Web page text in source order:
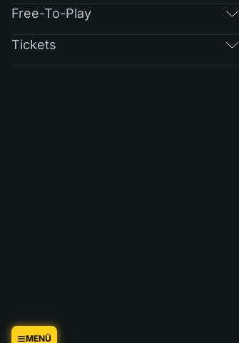
MENÜ
Free-To-Play
Tickets